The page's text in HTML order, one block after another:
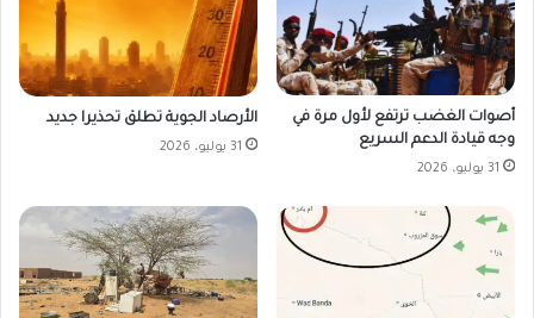
أصوات الغضب ترتفع لأول مرة في
وجه قيادة الدعم السريع
31 يوليو، 2026
الأرصاد الجوية تطلق تحذيرا جديد
31 يوليو، 2026